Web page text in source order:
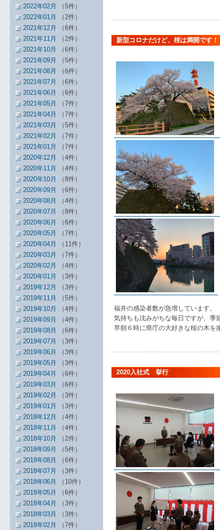
新型コロナだけど、桜は満開です！
福井の感染者数が急増しています。
気持ちも沈みがちな毎日ですが、季
早朝６時に県庁の大好きな桜の木を
2020入社式 挙行
2022年02月
（5件）
2022年01月
（2件）
2021年12月
（6件）
2021年11月
（2件）
2021年10月
（6件）
2021年09月
（5件）
2021年08月
（6件）
2021年07月
（6件）
2021年06月
（6件）
2021年05月
（7件）
2021年04月
（7件）
2021年03月
（5件）
2021年02月
（7件）
2021年01月
（7件）
2020年12月
（4件）
2020年11月
（4件）
2020年10月
（8件）
2020年09月
（6件）
2020年08月
（4件）
2020年07月
（8件）
2020年06月
（6件）
2020年05月
（7件）
2020年04月
（11件）
2020年03月
（7件）
2020年02月
（4件）
2020年01月
（3件）
2019年12月
（3件）
2019年11月
（5件）
2019年10月
（4件）
2019年09月
（4件）
2019年08月
（6件）
2019年07月
（3件）
2019年06月
（3件）
2019年05月
（3件）
2019年04月
（6件）
2019年03月
（6件）
2019年02月
（3件）
2019年01月
（3件）
2018年12月
（4件）
2018年11月
（4件）
2018年10月
（2件）
2018年09月
（5件）
2018年08月
（6件）
2018年07月
（3件）
2018年06月
（10件）
2018年05月
（6件）
2018年04月
（3件）
2018年03月
（3件）
2018年02月
（7件）